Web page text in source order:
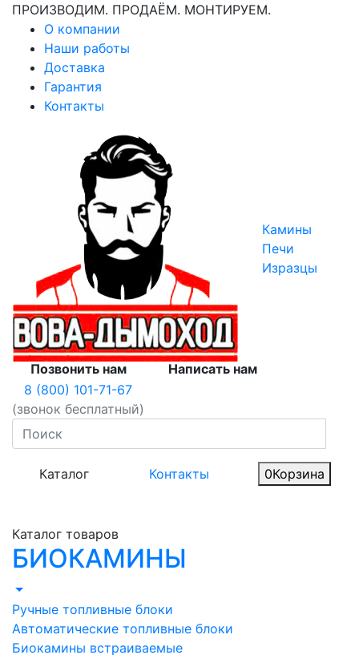
ПРОИЗВОДИМ. ПРОДАЁМ. МОНТИРУЕМ.
О компании
Наши работы
Доставка
Гарантия
Контакты
Камины
Печи
Изразцы
Позвонить нам
8 (800) 101-71-67
(звонок бесплатный)
Написать нам
Каталог Контакты 0Корзина
Каталог товаров
БИОКАМИНЫ
Ручные топливные блоки
Автоматические топливные блоки
Биокамины встраиваемые